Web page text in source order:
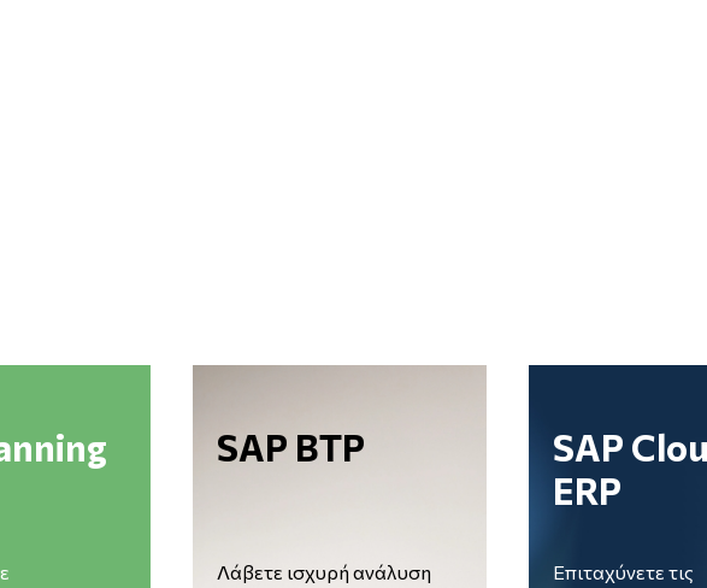
SAP BTP
Λάβετε ισχυρή ανάλυση
SAP
ERP
Επιταχύνετε τις